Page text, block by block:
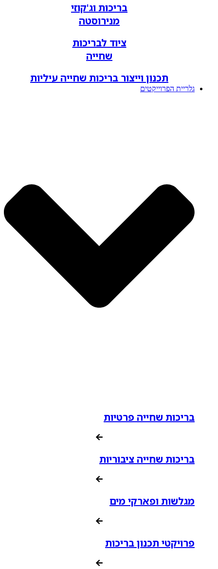
בריכות וג'קוזי
מנירוסטה
ציוד לבריכות
שחייה
תכנון וייצור בריכות שחייה עיליות
גלריית הפרוייקטים
בריכות שחייה פרטיות
בריכות שחייה ציבוריות
מגלשות ופארקי מים
פרויקטי תכנון בריכות